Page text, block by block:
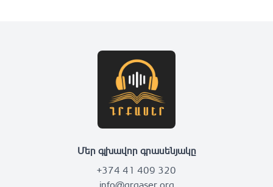
Մեր գլխավոր գրասենյակը
+374 41 409 320
info@grqaser.org